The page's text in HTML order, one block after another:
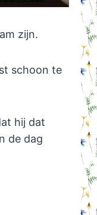
zijn.
schoon te
hij dat
de dag